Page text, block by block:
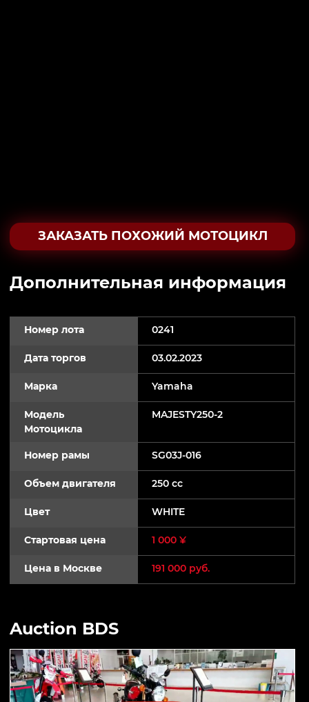
ЗАКАЗАТЬ ПОХОЖИЙ МОТОЦИКЛ
Дополнительная информация
Номер лота 0241
Дата торгов 03.02.2023
Марка Yamaha
Модель
Мотоцикла
MAJESTY250-2
Номер рамы SG03J-016
Объем двигателя 250 cc
Цвет WHITE
Стартовая цена 1 000 ¥
Цена в Москве 191 000 руб.
Auction BDS